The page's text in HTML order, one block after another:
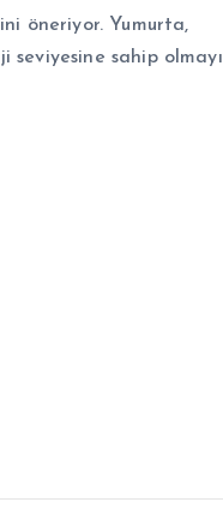
öneriyor. Yumurta,
sahip olmayı